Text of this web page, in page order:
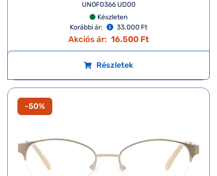
Unofficial
Részletek